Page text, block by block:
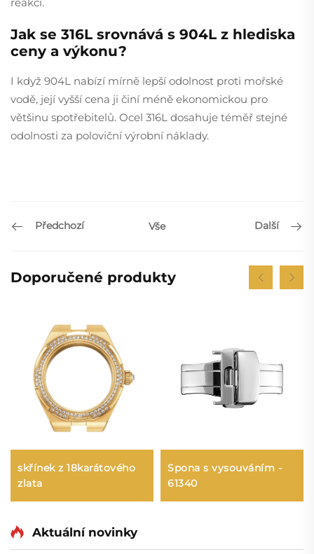
Jak se 316L srovnává s 904L z hlediska
ceny a výkonu?
I když 904L nabízí mírně lepší odolnost proti mořské
vodě, její vyšší cena ji činí méně ekonomickou pro
většinu spotřebitelů. Ocel 316L dosahuje téměř stejné
odolnosti za poloviční výrobní náklady.
Předchozí Vše Další
Doporučené produkty
skřínek z 18karátového
zlata
Spona s vysouváním -
61340
Aktuální novinky